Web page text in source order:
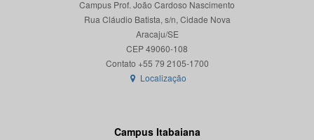
Campus Prof. João Cardoso Nascimento
Rua Cláudio Batista, s/n, Cidade Nova
Aracaju/SE
CEP 49060-108
Localização
Campus Itabaiana